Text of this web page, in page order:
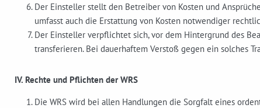
Der Einsteller stellt den Betreiber von Kosten und
umfasst auch die Erstattung von Kosten notwendiger
Der Einsteller verpflichtet sich, vor dem Hintergrund des
transferieren. Bei dauerhaftem Verstoß gegen ein solches
IV. Rechte und Pflichten der WRS
Die WRS wird bei allen Handlungen die Sorgfalt eines